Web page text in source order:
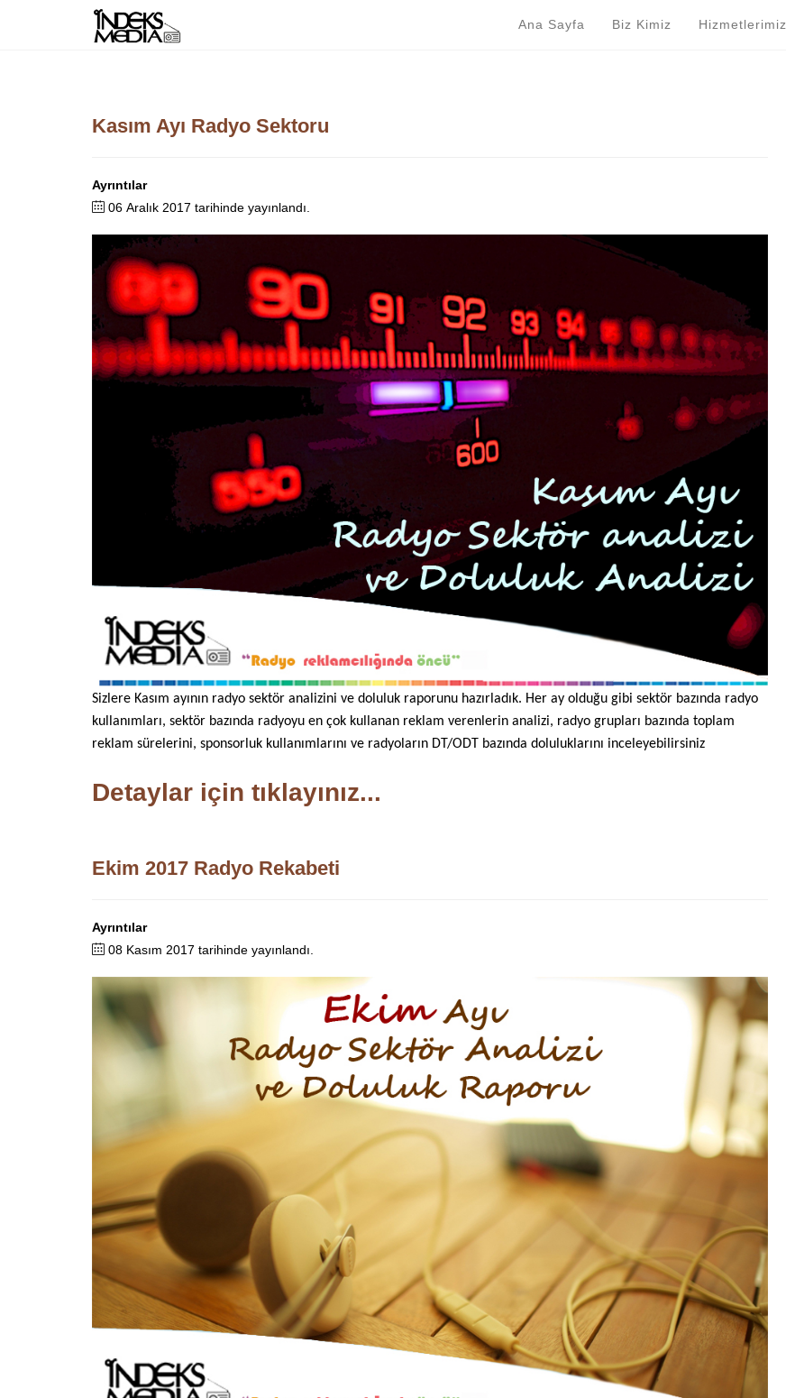
Ana Sayfa Biz Kimiz Hizmetlerimiz
Kasım Ayı Radyo Sektoru
Ayrıntılar
06 Aralık 2017 tarihinde yayınlandı.
Sizlere Kasım ayının radyo sektör analizini ve doluluk raporunu hazırladık. Her ay olduğu gibi sektör bazında radyo
kullanımları, sektör bazında radyoyu en çok kullanan reklam verenlerin analizi, radyo grupları bazında toplam
reklam sürelerini, sponsorluk kullanımlarını ve radyoların DT/ODT bazında doluluklarını inceleyebilirsiniz
Detaylar için tıklayınız...
Ekim 2017 Radyo Rekabeti
Ayrıntılar
08 Kasım 2017 tarihinde yayınlandı.